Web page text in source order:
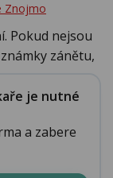
Znojmo
Pokud nejsou
zánětu,
je nutné
a zabere